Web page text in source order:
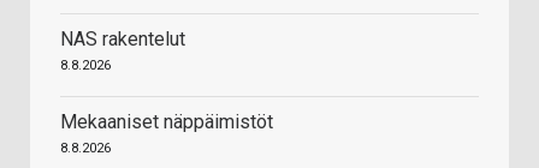
NAS rakentelut
8.8.2026
Mekaaniset näppäimistöt
8.8.2026